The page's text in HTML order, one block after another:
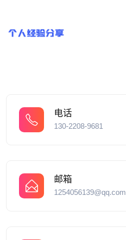
电话
130-2208-9681
邮箱
1254056139@qq.com